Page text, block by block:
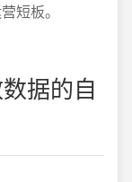
短板。
据的自